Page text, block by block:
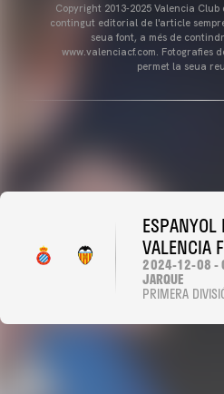
Copyright 2013-2025 Valencia Club
contingut editorial de l'article
seua font, a més de
www.valenciacf.com. Fotografies
permet la seua
VALENCIA
2024-12-08 -
JARQUE
PRIMERA